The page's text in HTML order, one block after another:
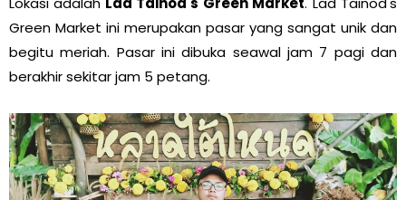
Green Market ini merupakan pasar yang sangat unik dan
begitu meriah. Pasar ini dibuka seawal jam 7 pagi dan
berakhir sekitar jam 5 petang.